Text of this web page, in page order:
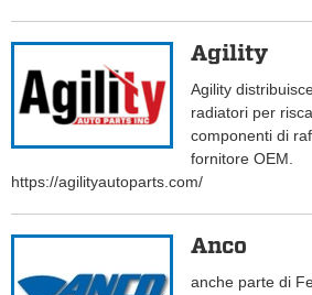
Agility
Agility
radiatori per
componenti di
fornitore OEM.
https://agilityautoparts.com/
Anco
anche parte di